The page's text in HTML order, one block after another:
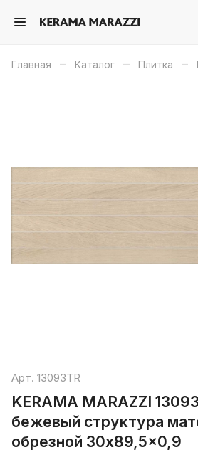
Главная – Каталог – Плитка –
Арт. 13093TR
KERAMA MARAZZI
бежевый структура
обрезной 30x89,5x0,9